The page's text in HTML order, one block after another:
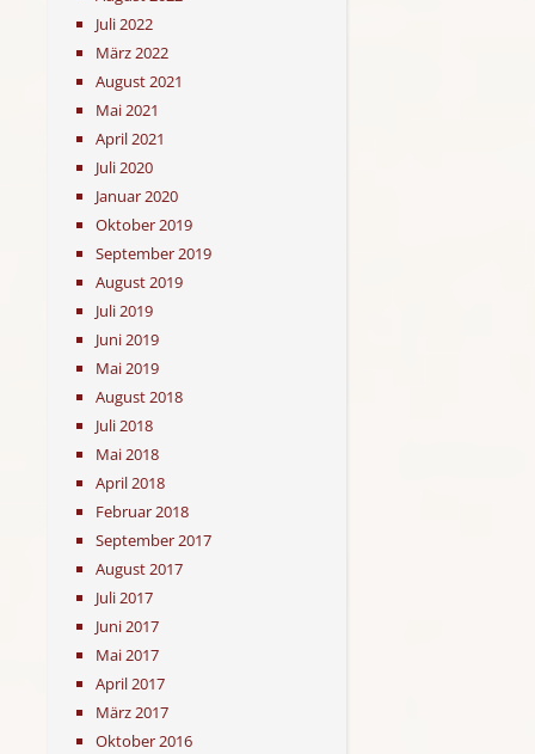
Juli 2022
März 2022
August 2021
Mai 2021
April 2021
Juli 2020
Januar 2020
Oktober 2019
September 2019
August 2019
Juli 2019
Juni 2019
Mai 2019
August 2018
Juli 2018
Mai 2018
April 2018
Februar 2018
September 2017
August 2017
Juli 2017
Juni 2017
Mai 2017
April 2017
März 2017
Oktober 2016